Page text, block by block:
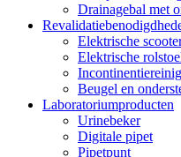
Drainagebal met
Elektrische
Elektrische
Beugel en
Laboratoriumproducten
Urinebeker
Digitale pipet
Pipetpunt